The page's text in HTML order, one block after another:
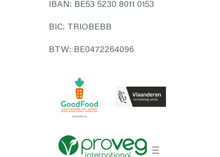
IBAN: BE53 5230 8011 0153
BIC: TRIOBEBB
BTW: BE0472264096